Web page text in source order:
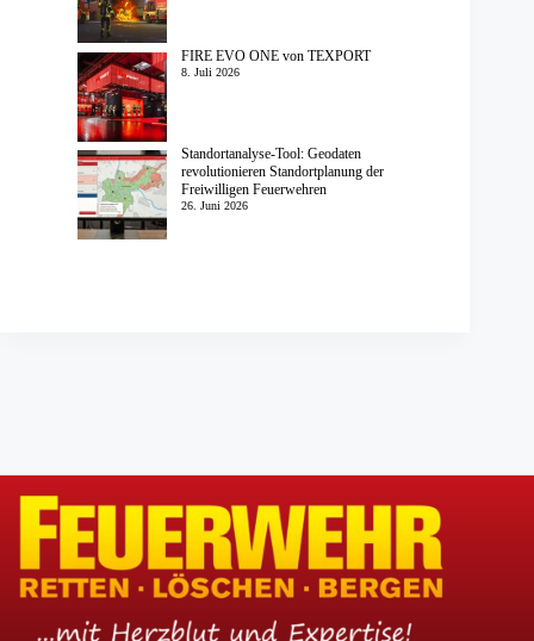
FIRE EVO ONE von TEXPORT
8. Juli 2026
Standortanalyse-Tool: Geodaten
revolutionieren Standortplanung der
Freiwilligen Feuerwehren
26. Juni 2026